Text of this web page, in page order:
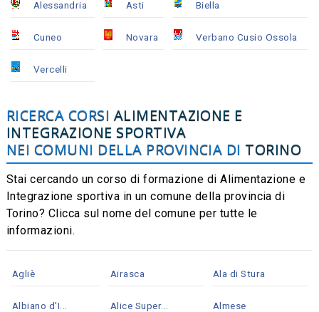
Alessandria Asti Biella
Cuneo Novara Verbano Cusio Ossola
Vercelli
RICERCA CORSI ALIMENTAZIONE E
INTEGRAZIONE SPORTIVA
NEI COMUNI DELLA PROVINCIA DI TORINO
Stai cercando un corso di formazione di Alimentazione e
Integrazione sportiva in un comune della provincia di
Torino? Clicca sul nome del comune per tutte le
informazioni.
Agliè Airasca Ala di Stura
Albiano d'I... Alice Super... Almese